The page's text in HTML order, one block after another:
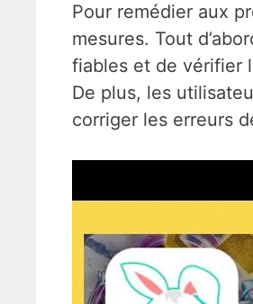
Pour remédier aux
mesures. Tout
fiables et de vérifier
De plus, les
corriger les erreurs